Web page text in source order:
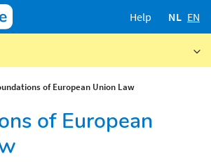
Help NL EN
of European Union Law
of European